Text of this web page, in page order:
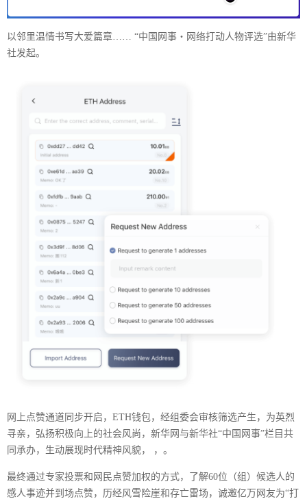
以邻里温情书写大爱篇章…… “中国网事・网络打动人物评选”由新华
社发起。
网上点赞通道同步开启，ETH钱包，经组委会审核筛选产生，为英烈
寻亲，弘扬积极向上的社会风尚，新华网与新华社“中国网事”栏目共
同承办，生动展现时代精神风貌， ，。
最终通过专家投票和网民点赞加权的方式，了解60位（组）候选人的
感人事迹并到场点赞，历经风雪险崖和存亡雷场，诚邀亿万网友为“打